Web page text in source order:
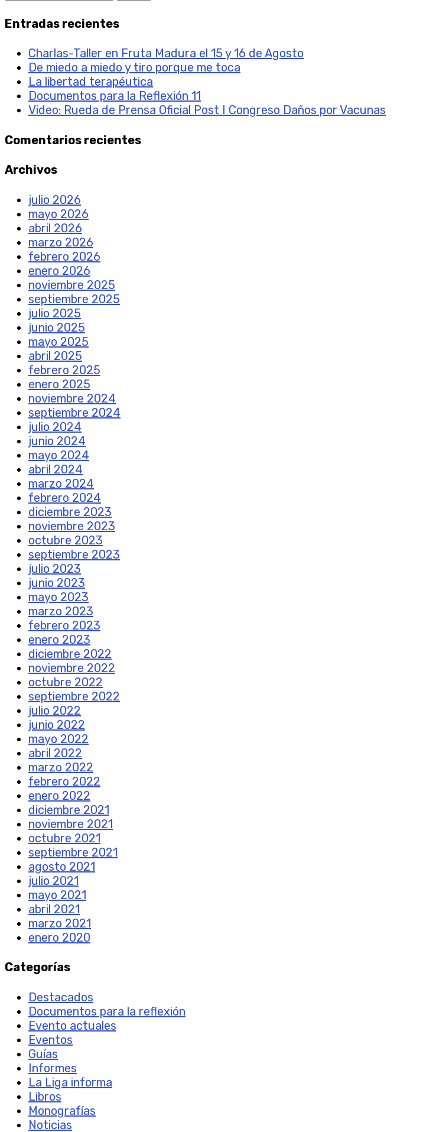
Entradas recientes
Charlas-Taller en Fruta Madura el 15 y 16 de Agosto
De miedo a miedo y tiro porque me toca
La libertad terapéutica
Documentos para la Reflexión 11
Video: Rueda de Prensa Oficial Post I Congreso Daños por Vacunas
Comentarios recientes
Archivos
julio 2026
mayo 2026
abril 2026
marzo 2026
febrero 2026
enero 2026
noviembre 2025
septiembre 2025
julio 2025
junio 2025
mayo 2025
abril 2025
febrero 2025
enero 2025
noviembre 2024
septiembre 2024
julio 2024
junio 2024
mayo 2024
abril 2024
marzo 2024
febrero 2024
diciembre 2023
noviembre 2023
octubre 2023
septiembre 2023
julio 2023
junio 2023
mayo 2023
marzo 2023
febrero 2023
enero 2023
diciembre 2022
noviembre 2022
octubre 2022
septiembre 2022
julio 2022
junio 2022
mayo 2022
abril 2022
marzo 2022
febrero 2022
enero 2022
diciembre 2021
noviembre 2021
octubre 2021
septiembre 2021
agosto 2021
julio 2021
mayo 2021
abril 2021
marzo 2021
enero 2020
Categorías
Destacados
Documentos para la reflexión
Evento actuales
Eventos
Guías
Informes
La Liga informa
Libros
Monografías
Noticias